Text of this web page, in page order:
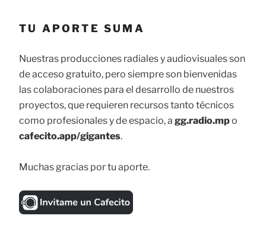
TU APORTE SUMA
Nuestras producciones radiales y audiovisuales son
de acceso gratuito, pero siempre son bienvenidas
las colaboraciones para el desarrollo de nuestros
proyectos, que requieren recursos tanto técnicos
como profesionales y de espacio, a gg.radio.mpo
cafecito.app/gigantes.
Muchas gracias por tu aporte.